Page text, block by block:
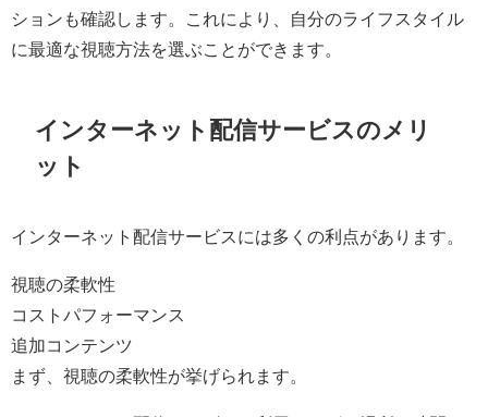
ションも確認します。これにより、自分のライフスタイル
に最適な視聴方法を選ぶことができます。
インターネット配信サービスのメリ
ット
インターネット配信サービスには多くの利点があります。
視聴の柔軟性
コストパフォーマンス
追加コンテンツ
まず、視聴の柔軟性が挙げられます。